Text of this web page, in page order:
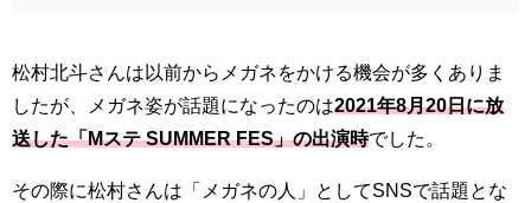
松村北斗さんは以前からメガネをかける機会が多くありま
したが、メガネ姿が話題になったのは2021年8月20日に放
送した「Mステ SUMMER FES」の出演時でした。
その際に松村さんは「メガネの人」としてSNSで話題とな